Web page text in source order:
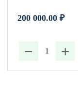
200 000.00 ₽
− +